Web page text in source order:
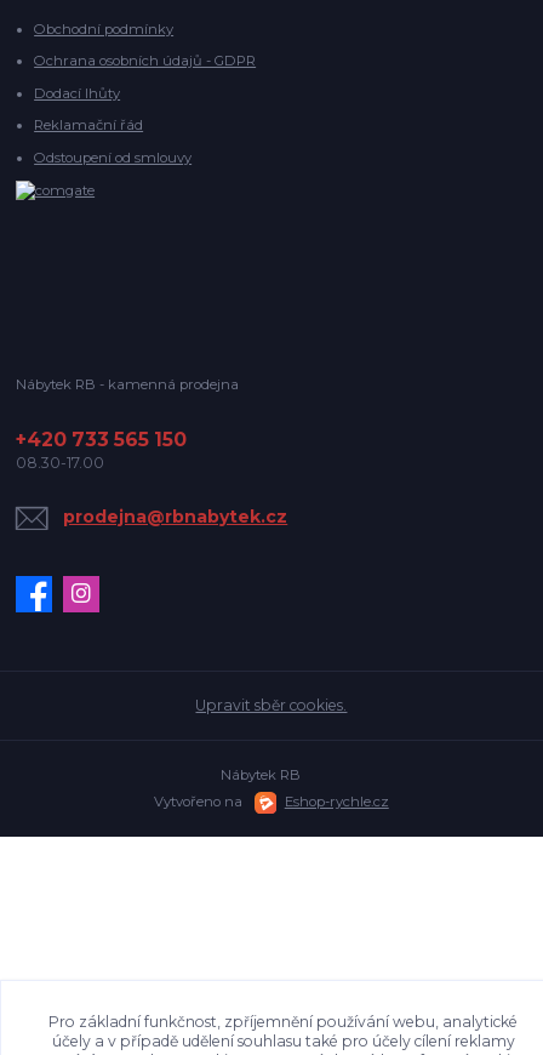
Obchodní podmínky
Ochrana osobních údajů - GDPR
Dodací lhůty
Reklamační řád
Odstoupení od smlouvy
Nábytek RB - kamenná prodejna
+420 733 565 150
08.30-17.00
prodejna@rbnabytek.cz
Upravit sběr cookies.
Nábytek RB
Vytvořeno na
Eshop-rychle.cz
Pro základní funkčnost, zpříjemnění používání webu, analytické
účely a v případě udělení souhlasu také pro účely cílení reklamy